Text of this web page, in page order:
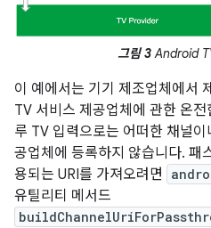
그림 3Android
이 예에서는 기기 제조업체에서
TV 서비스 제공업체에 관한 온
루 TV 입력으로는 어떠한 채널이
공업체에 등록하지 않습니다. 패
용되는 URI를 가져오려면
유틸리티 메서드